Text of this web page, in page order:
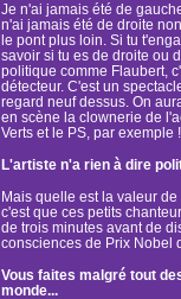
Je n'ai jamais été de
n'ai jamais été de droite
le pont plus loin. Si tu
savoir si tu es de droite ou
politique comme Flaubert,
détecteur. C'est un
regard neuf dessus. On
en scène la clownerie de
Verts et le PS, par exemple !
L'artiste n'a rien à dire
Mais quelle est la valeur
c'est que ces petits
de trois minutes avant de
consciences de Prix Nobel
Vous faites malgré tout
monde...